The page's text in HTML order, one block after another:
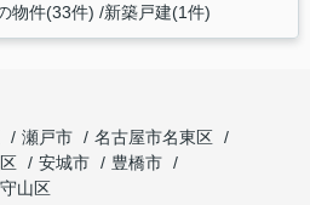
物件(33件) 新築戸建(1件)
瀬戸市
名古屋市名東区
安城市
豊橋市
山区